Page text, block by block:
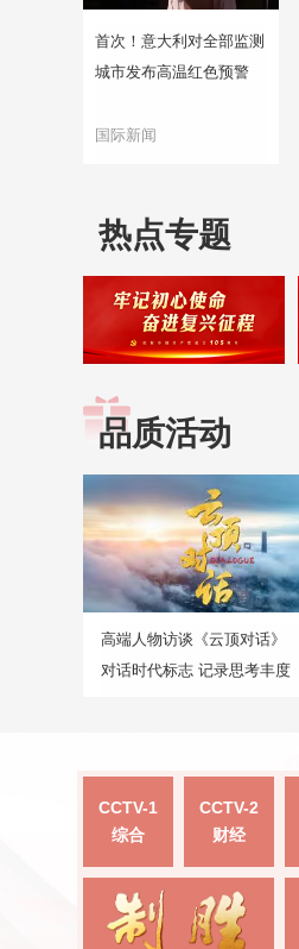
首次！意大利对全部监测
城市发布高温红色预警
国际新闻
热点专题
品质活动
高端人物访谈《云顶对话》
对话时代标志 记录思考丰度
CCTV-1
综合
CCTV-2
财经